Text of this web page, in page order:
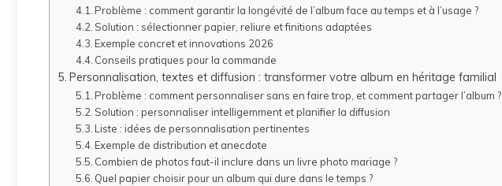
Problème : comment garantir la longévité de l’album face au temps et à l’usage ?
Solution : sélectionner papier, reliure et finitions adaptées
Exemple concret et innovations 2026
Conseils pratiques pour la commande
Personnalisation, textes et diffusion : transformer votre album en héritage familial
Problème : comment personnaliser sans en faire trop, et comment partager l’album ?
Solution : personnaliser intelligemment et planifier la diffusion
Liste : idées de personnalisation pertinentes
Exemple de distribution et anecdote
Combien de photos faut-il inclure dans un livre photo mariage ?
Quel papier choisir pour un album qui dure dans le temps ?